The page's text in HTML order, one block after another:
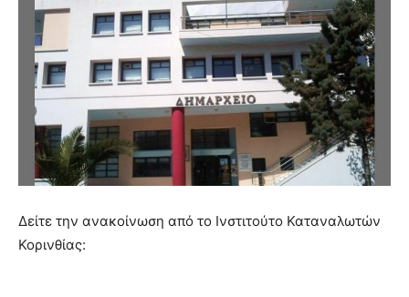
Δείτε την ανακοίνωση από το Ινστιτούτο Καταναλωτών
Κορινθίας: